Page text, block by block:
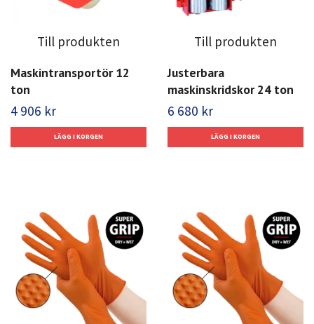
Till produkten
Maskintransportör 12
ton
4 906 kr
Till produkten
Justerbara
maskinskridskor 24 ton
6 680 kr